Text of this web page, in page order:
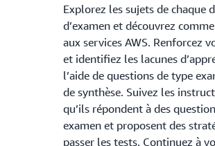
Explorez les sujets de chaque
d’examen et découvrez
aux services AWS. Renforcez
et identifiez les lacunes
l’aide de questions de type
de synthèse. Suivez les
qu’ils répondent à des
examen et proposent des
passer les tests. Continuez à